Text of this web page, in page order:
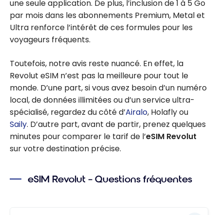
une seule application. De plus, l’inclusion de 1 à 5 Go
par mois dans les abonnements Premium, Metal et
Ultra renforce l’intérêt de ces formules pour les
voyageurs fréquents.
Toutefois, notre avis reste nuancé. En effet, la
Revolut eSIM n’est pas la meilleure pour tout le
monde. D’une part, si vous avez besoin d’un numéro
local, de données illimitées ou d’un service ultra-
spécialisé, regardez du côté d’Airalo, Holafly ou
Saily. D’autre part, avant de partir, prenez quelques
minutes pour comparer le tarif de l’eSIM Revolut
sur votre destination précise.
eSIM Revolut – Questions fréquentes